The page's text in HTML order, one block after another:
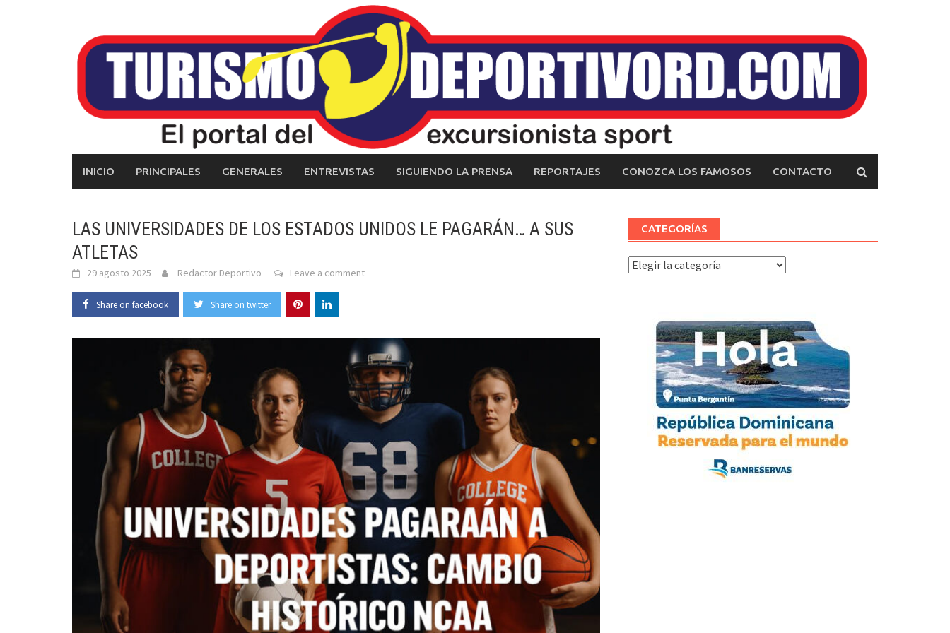
INICIO PRINCIPALES GENERALES ENTREVISTAS SIGUIENDO LA PRENSA REPORTAJES CONOZCA LOS FAMOSOS CONTACTO
LAS UNIVERSIDADES DE LOS ESTADOS UNIDOS LE PAGARÁN… A SUS
ATLETAS
29 agosto 2025 Redactor Deportivo Leave a comment
Share on facebook Share on twitter
CATEGORÍAS
Categorías